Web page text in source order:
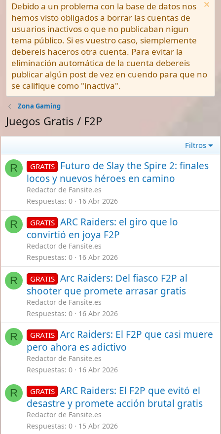
Debido a un problema con la base de datos nos
hemos visto obligados a borrar las cuentas de
usuarios inactivos o que no publicaban nigun
tema público. Si es vuestro caso, siemplemente
debereis haceros otra cuenta. Para evitar la
eliminación automática de la cuenta debereis
publicar algún post de vez en cuendo para que no
se califique como "inactiva".
Zona Gaming
Juegos Gratis / F2P
Filtros
R GRATIS
Futuro de Slay the Spire 2: finales
locos y nuevos héroes en camino
Redactor de Fansite.es
Respuestas 0 16 Abr 2026
R GRATIS ARC Raiders: el giro que lo
convirtió en joya F2P
Redactor de Fansite.es
Respuestas 0 16 Abr 2026
R GRATIS Arc Raiders: Del fiasco F2P al
shooter que promete arrasar gratis
Redactor de Fansite.es
Respuestas 0 16 Abr 2026
R GRATIS Arc Raiders: El F2P que casi muere
pero ahora es adictivo
Redactor de Fansite.es
Respuestas 0 16 Abr 2026
R GRATIS ARC Raiders: El F2P que evitó el
desastre y promete acción brutal gratis
Redactor de Fansite.es
Respuestas 0 15 Abr 2026